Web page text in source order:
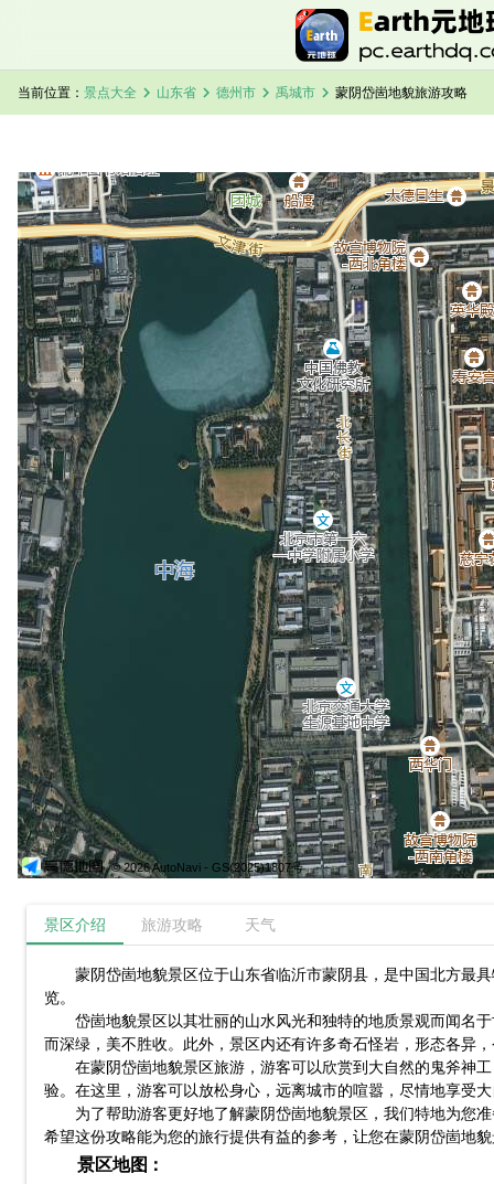
当前位置： 景点大全 chevron_right 山东省 chevron_right 德州市 chevron_right 禹城市 chevron_right 蒙阴岱崮地貌旅游攻略
蒙阴岱崮地貌卫星地图加载中，请稍候...
© 2026 AutoNavi - GS(2025)1807号
景区介绍 旅游攻略 天气
蒙阴岱崮地貌景区位于山东省临沂市蒙阴县，是中国北方最
览。
岱崮地貌景区以其壮丽的山水风光和独特的地质景观而闻名
而深绿，美不胜收。此外，景区内还有许多奇石怪岩，形态各异
在蒙阴岱崮地貌景区旅游，游客可以欣赏到大自然的鬼斧神
验。在这里，游客可以放松身心，远离城市的喧嚣，尽情地享受
为了帮助游客更好地了解蒙阴岱崮地貌景区，我们特地为您
希望这份攻略能为您的旅行提供有益的参考，让您在蒙阴岱崮地
景区地图：